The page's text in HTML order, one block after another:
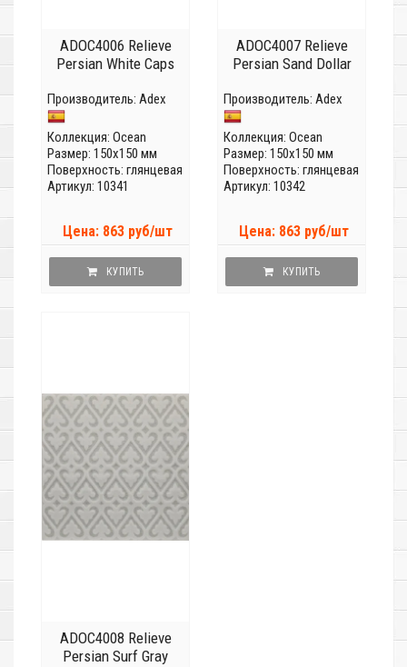
ADOC4006 Relieve
Persian White Caps
Производитель: Adex
Коллекция: Ocean
Размер: 150x150 мм
Поверхность: глянцевая
Артикул: 10341
Цена: 863 руб/шт
КУПИТЬ
ADOC4007 Relieve
Persian Sand Dollar
Производитель: Adex
Коллекция: Ocean
Размер: 150x150 мм
Поверхность: глянцевая
Артикул: 10342
Цена: 863 руб/шт
КУПИТЬ
ADOC4008 Relieve
Persian Surf Gray